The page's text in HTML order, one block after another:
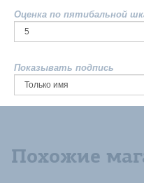
Оценка по пятибальной
Показывать подпись
Похожие